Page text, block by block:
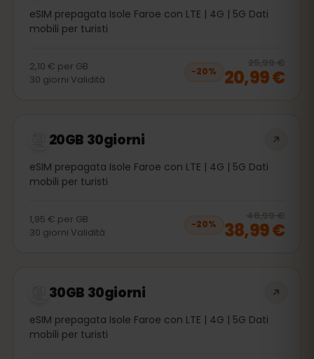
eSIM prepagata Isole Faroe con LTE | 4G | 5G Dati
mobili per turisti
2,10 € per GB
30 giorni Validità
−20%
25,99 €
20,99 €
20GB 30giorni
eSIM prepagata Isole Faroe con LTE | 4G | 5G Dati
mobili per turisti
1,95 € per GB
30 giorni Validità
−20%
48,99 €
38,99 €
30GB 30giorni
eSIM prepagata Isole Faroe con LTE | 4G | 5G Dati
mobili per turisti